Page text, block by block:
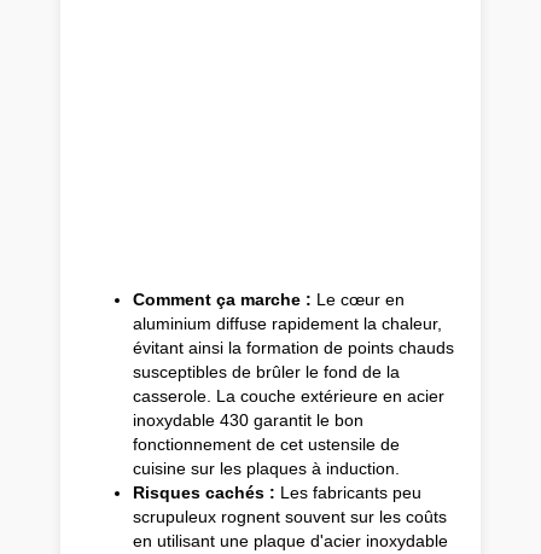
Comment ça marche : Le cœur en
aluminium diffuse rapidement la chaleur,
évitant ainsi la formation de points chauds
susceptibles de brûler le fond de la
casserole. La couche extérieure en acier
inoxydable 430 garantit le bon
fonctionnement de cet ustensile de
cuisine sur les plaques à induction.
Risques cachés : Les fabricants peu
scrupuleux rognent souvent sur les coûts
en utilisant une plaque d'acier inoxydable